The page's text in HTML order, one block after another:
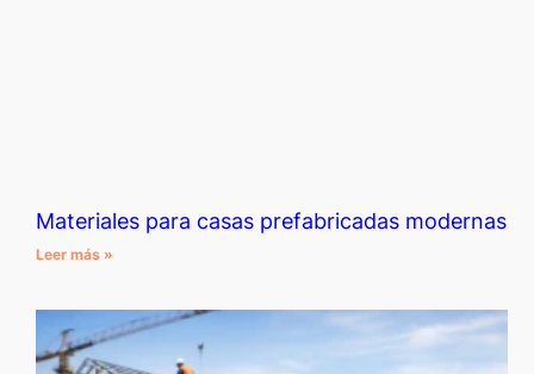
Materiales para casas prefabricadas modernas
Leer más »